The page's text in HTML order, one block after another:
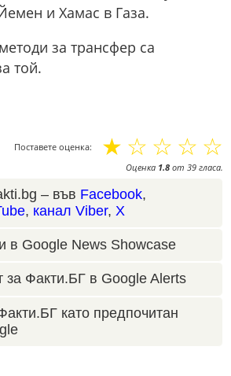
и Хамас в Газа.
за трансфер са
той.
Поставете оценка: ☆
☆
☆
☆
☆
Оценка 1.8 от 39 гласа.
– във Facebook,
, канал Viber, X
в Google News Showcase
за Факти.БГ в Google Alerts
като предпочитан